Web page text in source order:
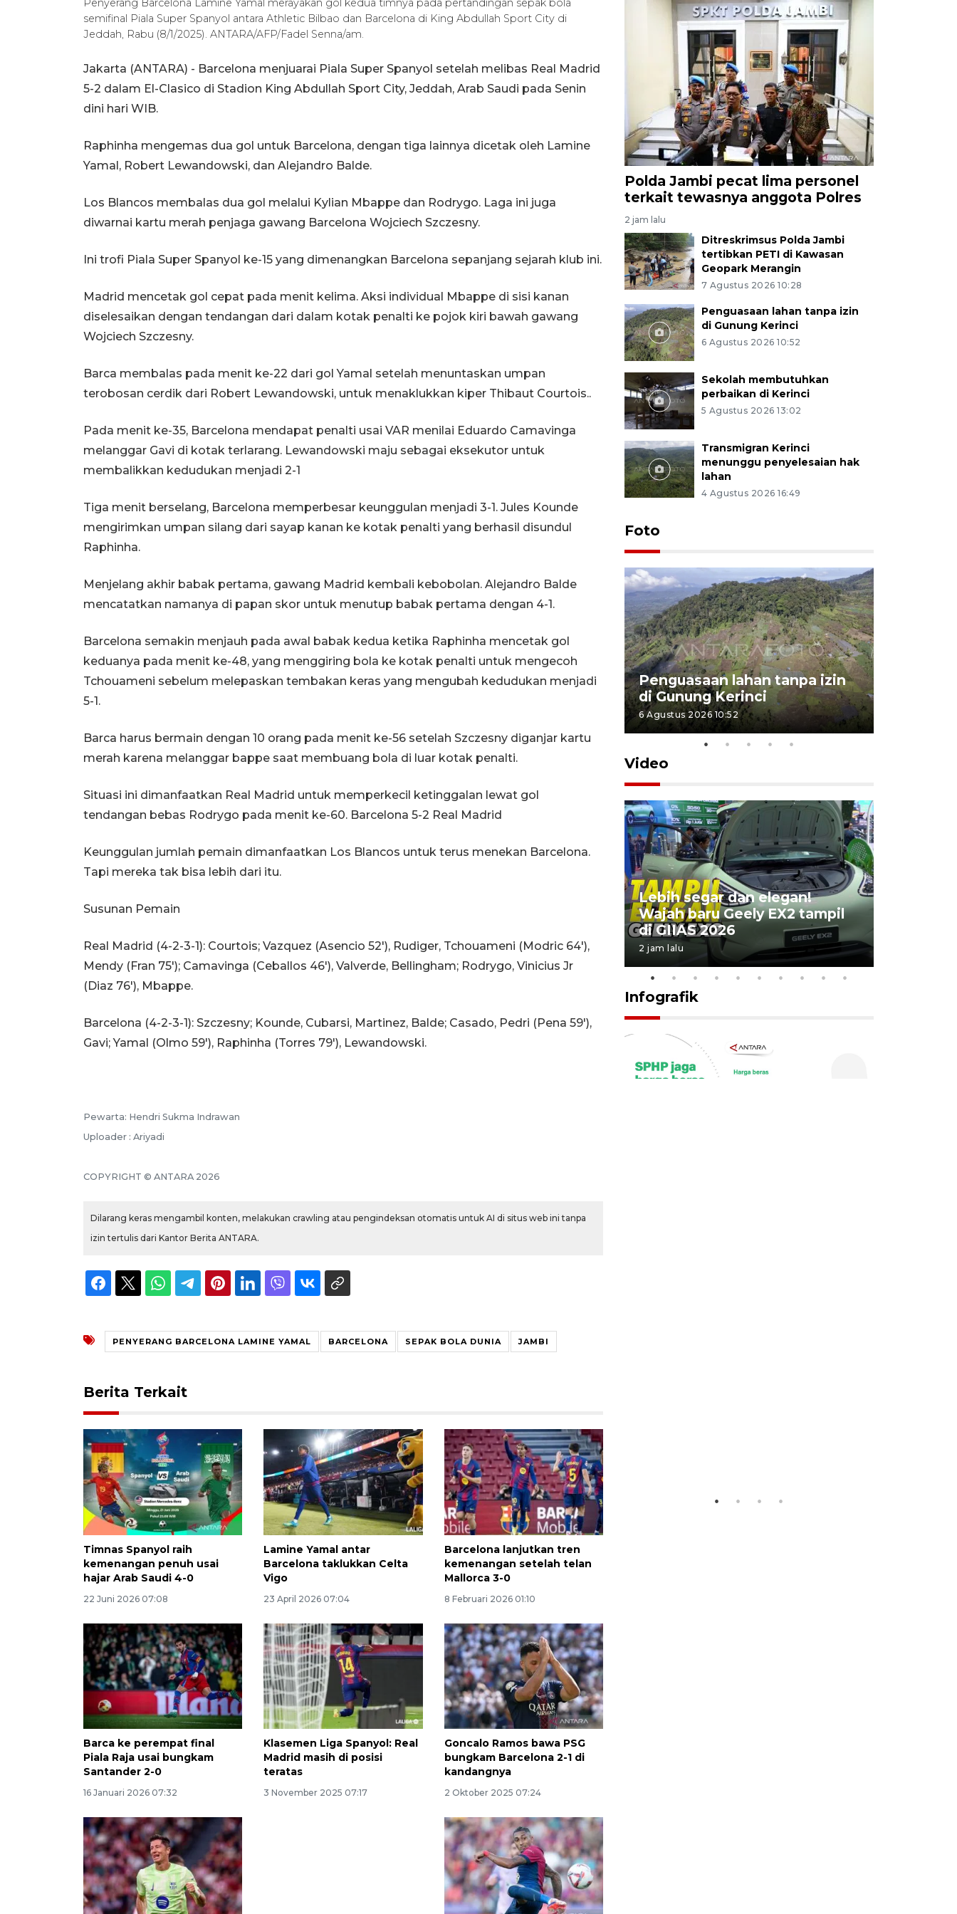
Penyerang Barcelona Lamine Yamal merayakan gol kedua timnya pada pertandingan sepak bola
semifinal Piala Super Spanyol antara Athletic Bilbao dan Barcelona di King Abdullah Sport City di
Jeddah, Rabu (8/1/2025). ANTARA/AFP/Fadel Senna/am.
Jakarta (ANTARA) - Barcelona menjuarai Piala Super Spanyol setelah melibas Real Madrid
5-2 dalam El-Clasico di Stadion King Abdullah Sport City, Jeddah, Arab Saudi pada Senin
dini hari WIB.
Raphinha mengemas dua gol untuk Barcelona, dengan tiga lainnya dicetak oleh Lamine
Yamal, Robert Lewandowski, dan Alejandro Balde.
Los Blancos membalas dua gol melalui Kylian Mbappe dan Rodrygo. Laga ini juga
diwarnai kartu merah penjaga gawang Barcelona Wojciech Szczesny.
Ini trofi Piala Super Spanyol ke-15 yang dimenangkan Barcelona sepanjang sejarah klub ini.
Madrid mencetak gol cepat pada menit kelima. Aksi individual Mbappe di sisi kanan
diselesaikan dengan tendangan dari dalam kotak penalti ke pojok kiri bawah gawang
Wojciech Szczesny.
Barca membalas pada menit ke-22 dari gol Yamal setelah menuntaskan umpan
terobosan cerdik dari Robert Lewandowski, untuk menaklukkan kiper Thibaut Courtois..
Pada menit ke-35, Barcelona mendapat penalti usai VAR menilai Eduardo Camavinga
melanggar Gavi di kotak terlarang. Lewandowski maju sebagai eksekutor untuk
membalikkan kedudukan menjadi 2-1
Tiga menit berselang, Barcelona memperbesar keunggulan menjadi 3-1. Jules Kounde
mengirimkan umpan silang dari sayap kanan ke kotak penalti yang berhasil disundul
Raphinha.
Menjelang akhir babak pertama, gawang Madrid kembali kebobolan. Alejandro Balde
mencatatkan namanya di papan skor untuk menutup babak pertama dengan 4-1.
Barcelona semakin menjauh pada awal babak kedua ketika Raphinha mencetak gol
keduanya pada menit ke-48, yang menggiring bola ke kotak penalti untuk mengecoh
Tchouameni sebelum melepaskan tembakan keras yang mengubah kedudukan menjadi
5-1.
Barca harus bermain dengan 10 orang pada menit ke-56 setelah Szczesny diganjar kartu
merah karena melanggar bappe saat membuang bola di luar kotak penalti.
Situasi ini dimanfaatkan Real Madrid untuk memperkecil ketinggalan lewat gol
tendangan bebas Rodrygo pada menit ke-60. Barcelona 5-2 Real Madrid
Keunggulan jumlah pemain dimanfaatkan Los Blancos untuk terus menekan Barcelona.
Tapi mereka tak bisa lebih dari itu.
Susunan Pemain
Real Madrid (4-2-3-1): Courtois; Vazquez (Asencio 52'), Rudiger, Tchouameni (Modric 64'),
Mendy (Fran 75'); Camavinga (Ceballos 46'), Valverde, Bellingham; Rodrygo, Vinicius Jr
(Diaz 76'), Mbappe.
Barcelona (4-2-3-1): Szczesny; Kounde, Cubarsi, Martinez, Balde; Casado, Pedri (Pena 59'),
Gavi; Yamal (Olmo 59'), Raphinha (Torres 79'), Lewandowski.
Pewarta: Hendri Sukma Indrawan
Uploader : Ariyadi
COPYRIGHT © ANTARA 2026
Dilarang keras mengambil konten, melakukan crawling atau pengindeksan otomatis untuk AI di situs web ini tanpa
izin tertulis dari Kantor Berita ANTARA.
PENYERANG BARCELONA LAMINE YAMAL BARCELONA SEPAK BOLA DUNIA JAMBI
Berita Terkait
Timnas Spanyol raih
kemenangan penuh usai
hajar Arab Saudi 4-0
22 Juni 2026 07:08
Lamine Yamal antar
Barcelona taklukkan Celta
Vigo
23 April 2026 07:04
Barcelona lanjutkan tren
kemenangan setelah telan
Mallorca 3-0
8 Februari 2026 01:10
Barca ke perempat final
Piala Raja usai bungkam
Santander 2-0
16 Januari 2026 07:32
Klasemen Liga Spanyol: Real
Madrid masih di posisi
teratas
3 November 2025 07:17
Goncalo Ramos bawa PSG
bungkam Barcelona 2-1 di
kandangnya
2 Oktober 2025 07:24
Polda Jambi pecat lima personel
terkait tewasnya anggota Polres
2 jam lalu
Ditreskrimsus Polda Jambi
tertibkan PETI di Kawasan
Geopark Merangin
7 Agustus 2026 10:28
Penguasaan lahan tanpa izin
di Gunung Kerinci
6 Agustus 2026 10:52
Sekolah membutuhkan
perbaikan di Kerinci
5 Agustus 2026 13:02
Transmigran Kerinci
menunggu penyelesaian hak
lahan
4 Agustus 2026 16:49
Foto
Penyusutan debit air Sungai
Penguasaan lahan tanpa izin
di Gunung Kerinci
6 Agustus 2026 10:52
Video
14 jam lalu
Lebih segar dan elegan!
Wajah baru Geely EX2 tampil
di GIIAS 2026
2 jam lalu
Infografik
Awas penipuan berbasis AI
2026-08-07 13:45:00